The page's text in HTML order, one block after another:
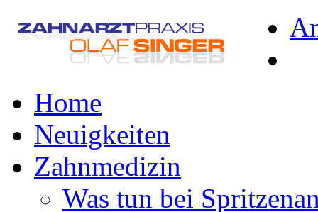
Home
Neuigkeiten
Zahnmedizin
Was tun bei